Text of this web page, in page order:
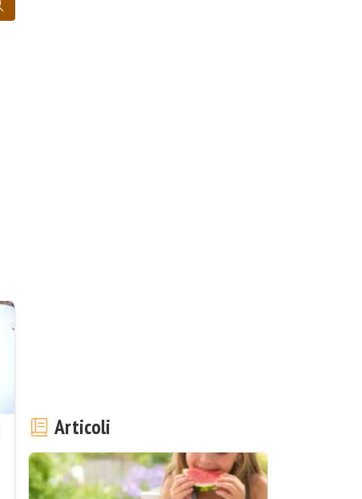
Articoli